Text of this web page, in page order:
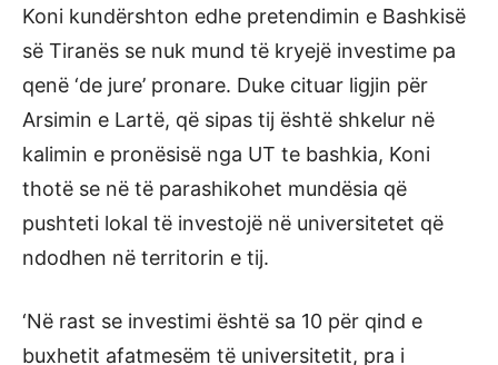
Koni kundërshton edhe pretendimin e Bashkisë
së Tiranës se nuk mund të kryejë investime pa
qenë ‘de jure’ pronare. Duke cituar ligjin për
Arsimin e Lartë, që sipas tij është shkelur në
kalimin e pronësisë nga UT te bashkia, Koni
thotë se në të parashikohet mundësia që
pushteti lokal të investojë në universitetet që
ndodhen në territorin e tij.
‘Në rast se investimi është sa 10 për qind e
buxhetit afatmesëm të universitetit, pra i